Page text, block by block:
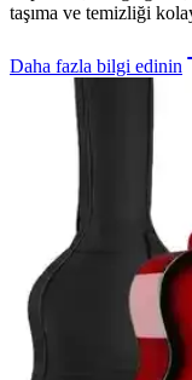
taşıma ve temizliği
Daha fazla bilgi edinin